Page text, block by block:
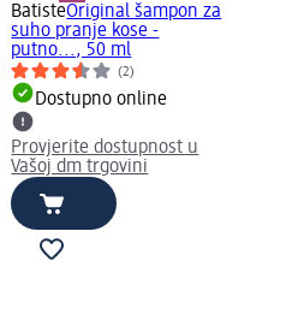
BatisteOriginal šampon za
suho pranje kose -
putno..., 50 ml
(2)
Dostupno online
Provjerite dostupnost u
Vašoj dm trgovini